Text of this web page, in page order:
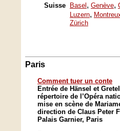
Suisse Basel , Genève,
Luzern,
Zürich
Paris
Comment tuer un conte
Entrée de Hänsel et
répertoire de l’Opéra
mise en scène de
direction de Claus Peter
Palais Garnier, Paris